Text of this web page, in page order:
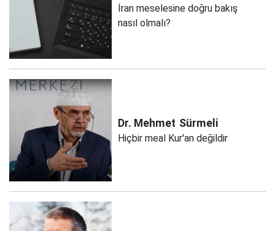
İran meselesine doğru bakış
nasıl olmalı?
Dr. Mehmet Sürmeli
Hiçbir meal Kur'an değildir